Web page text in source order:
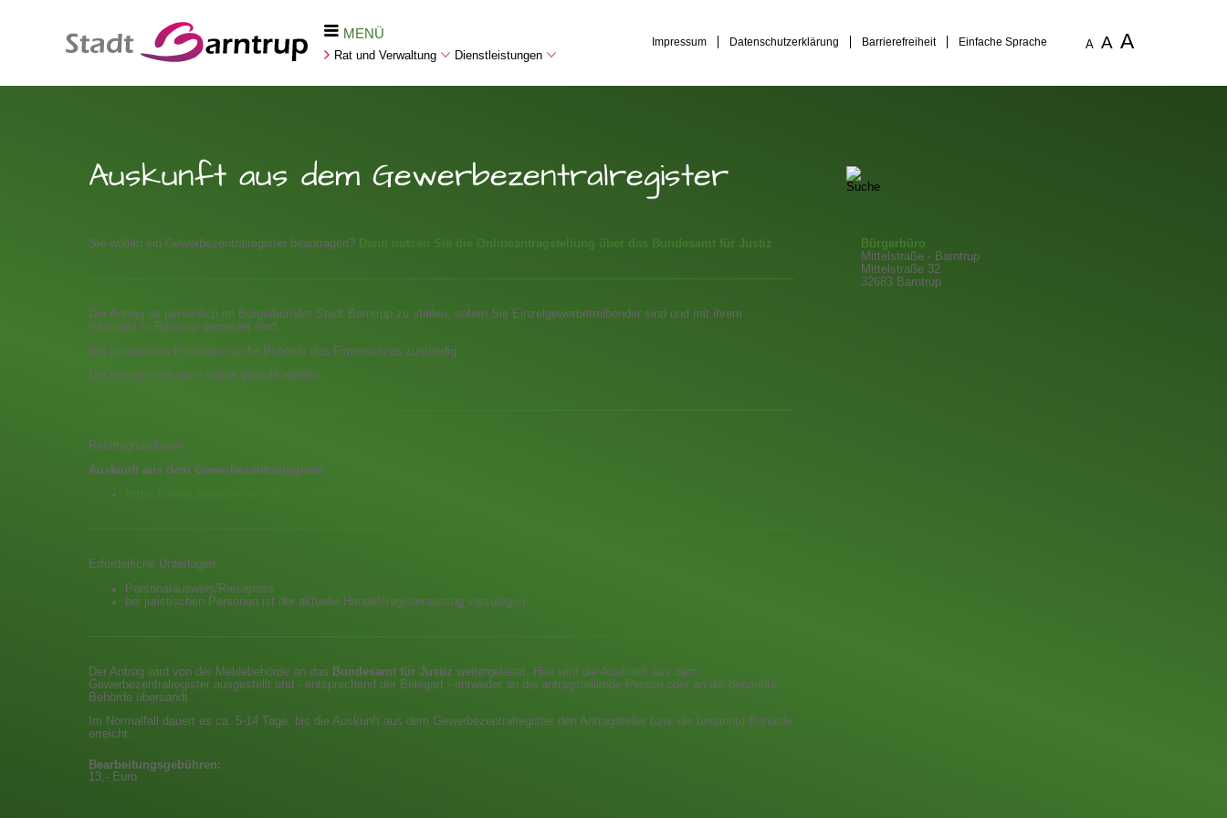
MENÜ
Rat und Verwaltung Dienstleistungen
Impressum Datenschutzerklärung Barrierefreiheit Einfache Sprache A A A
Auskunft aus dem Gewerbezentralregister
Bürgerbüro
Mittelstraße - Barntrup
Mittelstraße 32
32683 Barntrup
Sie wollen ein Gewerbezentralregister beantragen? Dann nutzen Sie die Onlineantragstellung über das Bundesamt für Justiz
Der Antrag ist persönlich im Bürgerbüroder Stadt Barntrup zu stellen, sofern Sie Einzelgewerbetreibender sind und mit ihrem
Wohnsitz in Barntrup gemeldet sind.
Bei juristischen Personen ist die Behörde des Firmensitzes zuständig.
Der Antrag kann auch online gestellt werden.
Rechtsgrundlagen
Auskunft aus dem Gewerbezentralregister
Erforderliche Unterlagen
Personalausweis/Reisepass
bei juristischen Personen ist der aktuelle Handelsregisterauszug vorzulegen
Der Antrag wird von der Meldebehörde an das Bundesamt für Justiz weitergeleitet. Hier wird die Auskunft aus dem
Gewerbezentralregister ausgestellt und - entsprechend der Belegart - entweder an die antragstellende Person oder an die benannte
Behörde übersandt.
Im Normalfall dauert es ca. 5-14 Tage, bis die Auskunft aus dem Gewerbezentralregister den Antragsteller bzw. die benannte Behörde
erreicht.
Bearbeitungsgebühren:
13,- Euro